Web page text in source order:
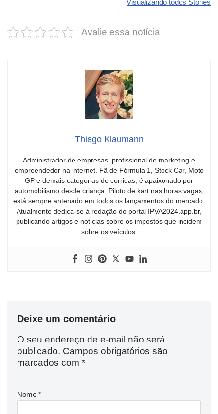
Visualizando todos Stories
2025!
de emoção
Avalie essa notícia
Thiago Klaumann
Administrador de empresas, profissional de marketing e
empreendedor na internet. Fã de Fórmula 1, Stock Car, Moto
GP e demais categorias de corridas, é apaixonado por
automobilismo desde criança. Piloto de kart nas horas vagas,
está sempre antenado em todos os lançamentos do mercado.
Atualmente dedica-se à redação do portal IPVA2024.app.br,
publicando artigos e notícias sobre os impostos que incidem
sobre os veículos.
Deixe um comentário
O seu endereço de e-mail não será
publicado. Campos obrigatórios são
marcados com *
Nome *